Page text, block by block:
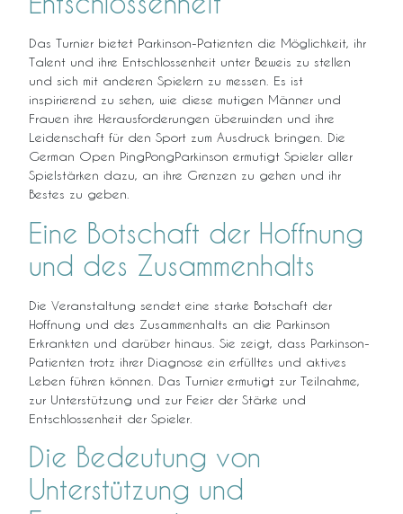
Das Turnier bietet Parkinson-Patienten die Möglichkeit, ihr
Talent und ihre Entschlossenheit unter Beweis zu stellen
und sich mit anderen Spielern zu messen. Es ist
inspirierend zu sehen, wie diese mutigen Männer und
Frauen ihre Herausforderungen überwinden und ihre
Leidenschaft für den Sport zum Ausdruck bringen. Die
German Open PingPongParkinson ermutigt Spieler aller
Spielstärken dazu, an ihre Grenzen zu gehen und ihr
Bestes zu geben.
Eine Botschaft der Hoffnung
und des Zusammenhalts
Die Veranstaltung sendet eine starke Botschaft der
Hoffnung und des Zusammenhalts an die Parkinson
Erkrankten und darüber hinaus. Sie zeigt, dass Parkinson-
Patienten trotz ihrer Diagnose ein erfülltes und aktives
Leben führen können. Das Turnier ermutigt zur Teilnahme,
zur Unterstützung und zur Feier der Stärke und
Entschlossenheit der Spieler.
Die Bedeutung von
Unterstützung und